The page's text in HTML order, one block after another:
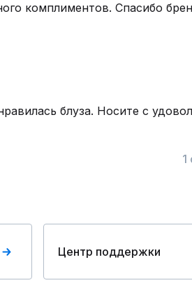
комплиментов. Спасибо
блуза. Носите с
1
Центр поддержки